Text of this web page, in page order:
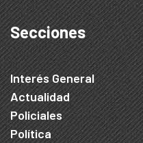
Secciones
Interés General
Actualidad
Policiales
Política